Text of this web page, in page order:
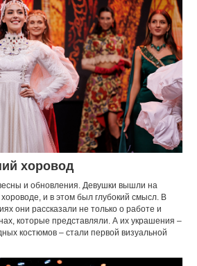
хоровод
и обновления. Девушки вышли на
и в этом был глубокий смысл. В
они рассказали не только о работе и
которые представляли. А их украшения –
костюмов – стали первой визуальной